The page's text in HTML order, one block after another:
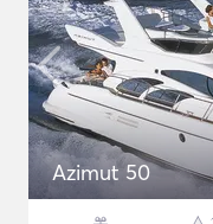
Azimut 50